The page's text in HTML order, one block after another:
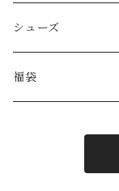
HYSTERIC
BALENCIAGA
JIL SANDER
キーケース
ポーチ
リング
その他アクセサリー
シューズ
福袋